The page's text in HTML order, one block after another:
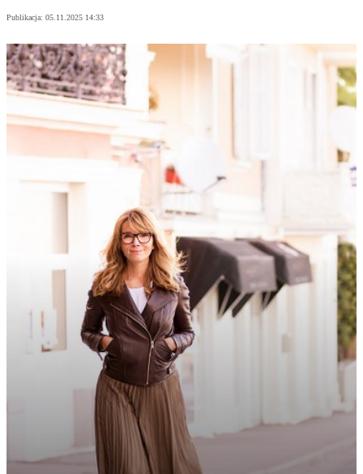
Publikacja: 05.11.2025 14:33